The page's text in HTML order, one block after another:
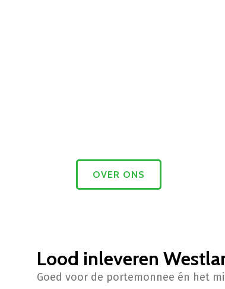
OVER ONS
Lood inleveren
Goed voor de portemonnee én het